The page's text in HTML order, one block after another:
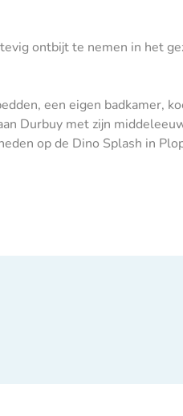
ontbijt te nemen in het
een eigen badkamer,
Durbuy met zijn
op de Dino Splash in